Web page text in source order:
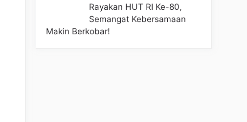
Rayakan HUT RI Ke-80,
Semangat Kebersamaan
Makin Berkobar!